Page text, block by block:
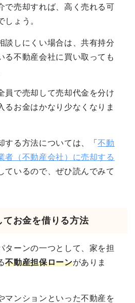
で売却すれば、高く売れる可
しょう。
談しにくい場合は、共有持分
る不動産会社に買い取っても
員で売却して売却代金を分け
るお金はかなり少なくなりま
する方法については、「不動
者（不動産会社）に売却する
ているので、ぜひ読んでみて
お金を借りる方法
ターンの一つとして、家を担
不動産担保ローンがありま
マンションといった不動産を